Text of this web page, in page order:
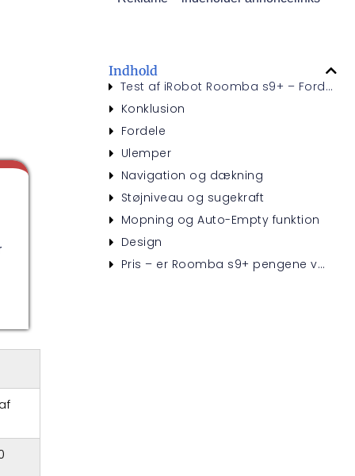
Indhold
Test af iRobot Roomba s9+ – Fordele & Ulemper
Konklusion
Fordele
Ulemper
Navigation og dækning
Støjniveau og sugekraft
Mopning og Auto-Empty funktion
Design
Pris – er Roomba s9+ pengene værd?